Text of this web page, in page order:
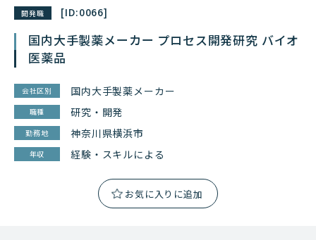
開発職 [ID:0066]
国内大手製薬メーカー プロセス開発研究 バイオ
医薬品
会社区別 国内大手製薬メーカー
職種 研究・開発
勤務地 神奈川県横浜市
年収 経験・スキルによる